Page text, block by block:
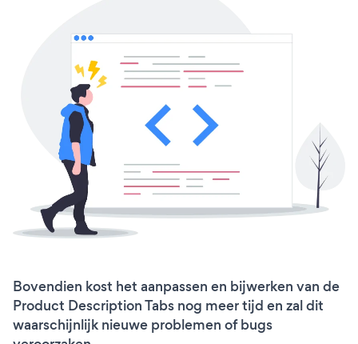
Bovendien kost het aanpassen en bijwerken van de
Product Description Tabs nog meer tijd en zal dit
waarschijnlijk nieuwe problemen of bugs